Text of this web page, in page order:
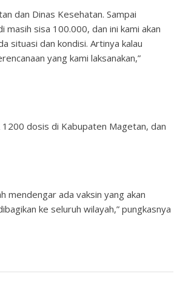
dan Dinas Kesehatan. Sampai
masih sisa 100.000, dan ini kami akan
situasi dan kondisi. Artinya kalau
yang kami laksanakan,”
1200 dosis di Kabupaten Magetan, dan
mendengar ada vaksin yang akan
ke seluruh wilayah,” pungkasnya